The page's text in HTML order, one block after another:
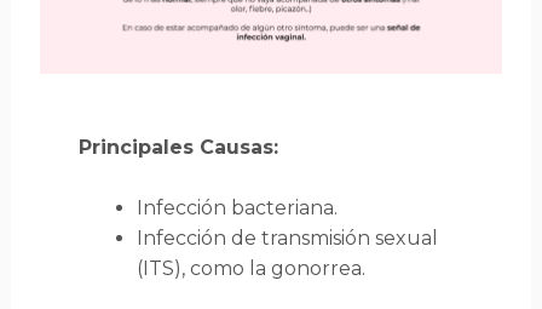
Principales Causas:
Infección bacteriana.
Infección de transmisión sexual
(ITS), como la gonorrea.